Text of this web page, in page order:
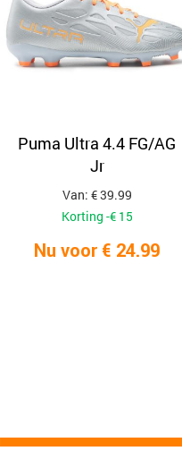
Puma Ultra 4.4 FG/AG
Jr
Van: € 39.99
Korting -€ 15
Nu voor € 24.99